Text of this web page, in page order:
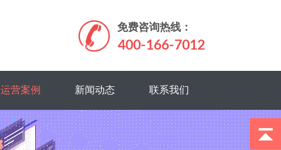
免费咨询热线：
400-166-7012
运营案例 新闻动态 联系我们